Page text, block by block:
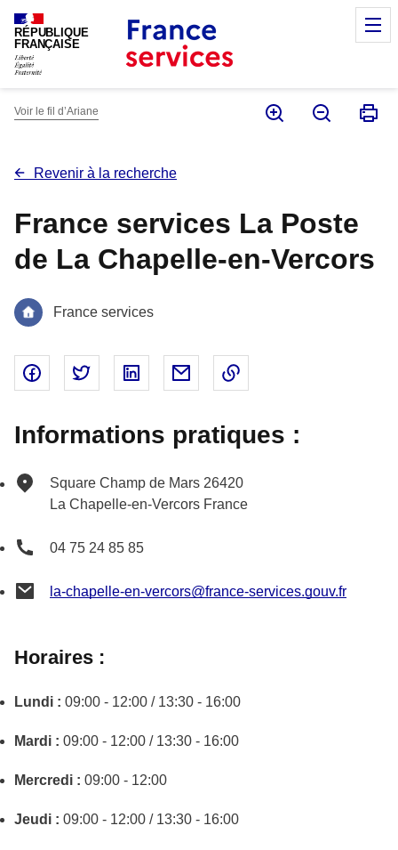
RÉPUBLIQUE
FRANÇAISE
Voir le fil d’Ariane
Revenir à la recherche
France services La Poste
de La Chapelle-en-Vercors
France services
Partager sur Facebook - nouvelle fenêtre
Partager sur Twitter - nouvelle fenêtre
Partager sur Linked In - nouvelle
Partager par email - nouvelle
Informations pratiques :
Square Champ de Mars 26420
La Chapelle-en-Vercors France
04 75 24 85 85
la-chapelle-en-vercors@france-services.gouv.fr
Horaires :
Lundi : 09:00 - 12:00 / 13:30 - 16:00
Mardi : 09:00 - 12:00 / 13:30 - 16:00
Mercredi : 09:00 - 12:00
Jeudi : 09:00 - 12:00 / 13:30 - 16:00